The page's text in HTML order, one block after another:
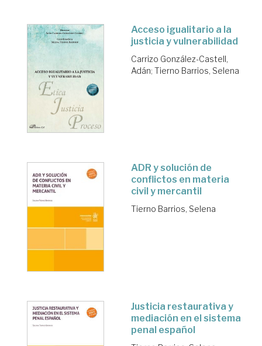
Acceso igualitario a la
justicia y vulnerabilidad
Carrizo González-Castell,
Adán; Tierno Barrios, Selena
ADR y solución de
conflictos en materia
civil y mercantil
Tierno Barrios, Selena
Justicia restaurativa y
mediación en el sistema
penal español